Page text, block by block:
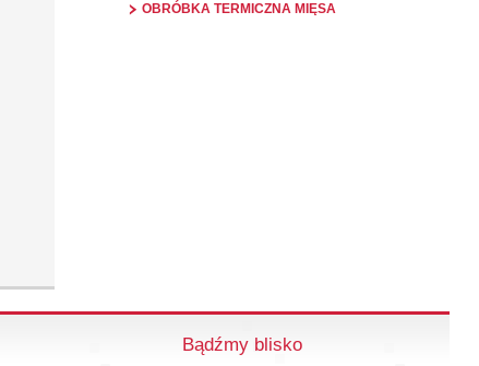
OBRÓBKA TERMICZNA MIĘSA
Bądźmy blisko